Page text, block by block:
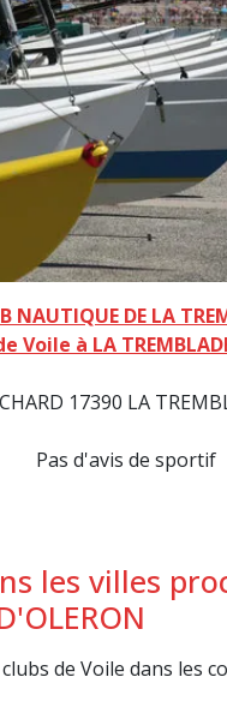
NAUTIQUE DE LA
Voile à LA
17390 LA
Pas d'avis de sportif
les villes
de Voile dans les